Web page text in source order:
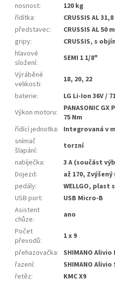
nosnost:
120 kg
řídítka:
CRUSSIS AL
představec:
CRUSSIS AL 50
gripy:
CRUSSIS, s
hlavové
složení:
SEMI 1 1/8"
Výráběné
velikosti:
18, 20, 22
baterie:
LG Li-Ion 36V /
Výkon motoru:
PANASONIC GX
75 Nm
řídící jednotka: Integrovaná v
snímač
šlapání:
torzní
nabíječka:
3 A (součást
Dojezd:
až 170, Zvýšený
pedály:
WELLGO, plast
USB port:
USB Micro-B
Asistent
chůze:
ano
Počet
převodů:
1 x 9
přehazovačka: SHIMANO
řazení:
SHIMANO
řetěz:
KMC X9